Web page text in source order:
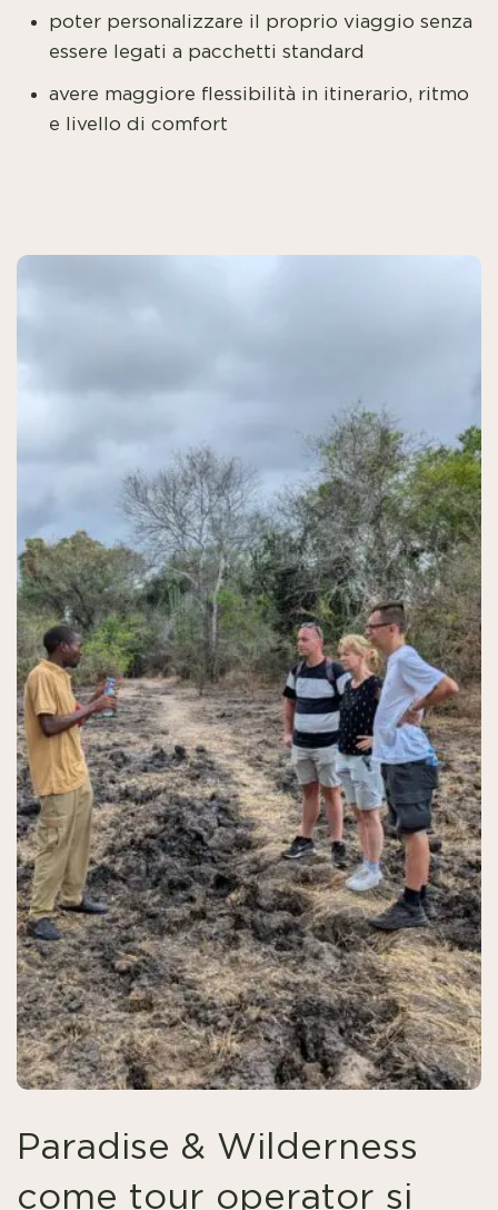
poter personalizzare il proprio viaggio senza
essere legati a pacchetti standard
avere maggiore flessibilità in itinerario, ritmo
e livello di comfort
Paradise & Wilderness
come tour operator si